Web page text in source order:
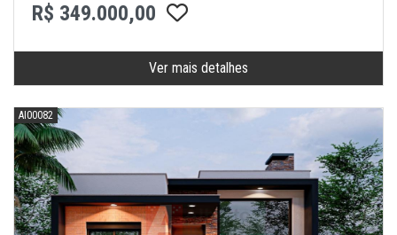
R$ 349.000,00
Ver mais detalhes
AI00082